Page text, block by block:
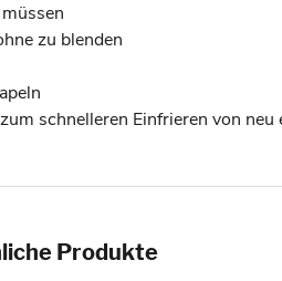
zu blenden
schnelleren Einfrieren von
Produkte